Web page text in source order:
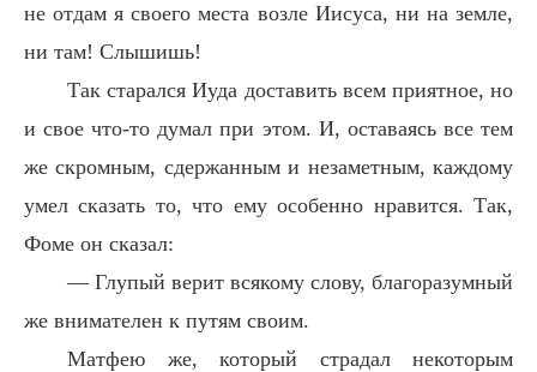
не отдам я своего места возле Иисуса, ни на земле,
ни там! Слышишь!
Так старался Иуда доставить всем приятное, но
и свое что-то думал при этом. И, оставаясь все тем
же скромным, сдержанным и незаметным, каждому
умел сказать то, что ему особенно нравится. Так,
Фоме он сказал:
— Глупый верит всякому слову, благоразумный
же внимателен к путям своим.
Матфею же, который страдал некоторым